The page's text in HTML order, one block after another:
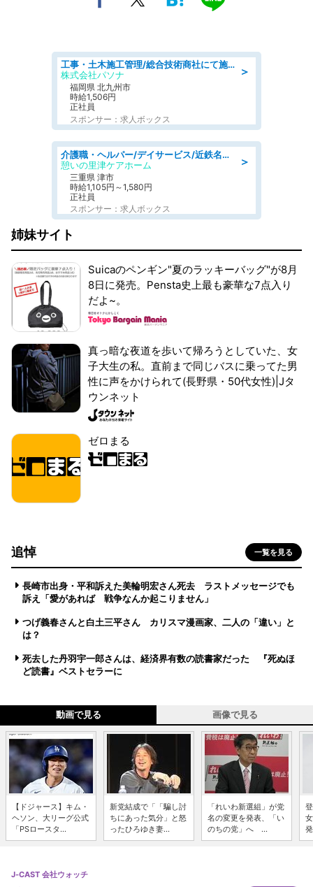
＞
工事・土木施工管理/総合技術商社にて施工管理のお仕事/即日勤務可/車通勤可/工事・土木施工管理/生産・品質管理
株式会社パソナ
福岡県 北九州市
時給1,506円
正社員
スポンサー：求人ボックス
＞
介護職・ヘルパー/デイサービス/近鉄名古屋線 高田本山/津市/三重県
憩いの里津ケアホーム
三重県 津市
時給1,105円～1,580円
正社員
スポンサー：求人ボックス
姉妹サイト
Suicaのペンギン"夏のラッキーバッグ"が8月
8日に発売。Pensta史上最も豪華な7点入り
だよ~。
真っ暗な夜道を歩いて帰ろうとしていた、女
子大生の私。直前まで同じバスに乗ってた男
性に声をかけられて(長野県・50代女性)|Jタ
ウンネット
ゼロまる
追悼 一覧を見る
長崎市出身・平和訴えた美輪明宏さん死去 ラストメッセージでも
訴え「愛があれば 戦争なんか起こりません」
つげ義春さんと白土三平さん カリスマ漫画家、二人の「違い」と
は？
死去した丹羽宇一郎さんは、経済界有数の読書家だった 『死ぬほ
ど読書』ベストセラーに
動画で見る 画像で見る
【ドジャース】キム・
ヘソン、大リーグ公式
「PSロースタ...
新党結成で「「騙し討
ちにあった気分」と怒
ったひろゆき妻...
「れいわ新選組」が党
名の変更を発表、「い
のちの党」へ ...
J-CAST 会社ウォッチ